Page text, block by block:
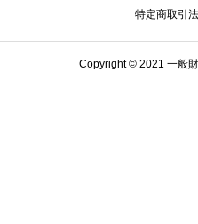
特定商取引
Copyright © 2021 一般